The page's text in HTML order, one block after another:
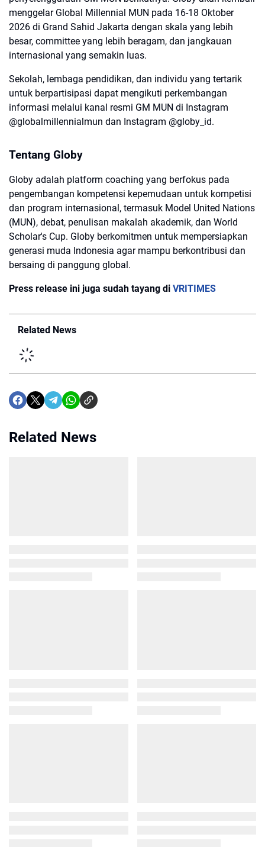
menggelar Global Millennial MUN pada 16-18 Oktober
2026 di Grand Sahid Jakarta dengan skala yang lebih
besar, committee yang lebih beragam, dan jangkauan
internasional yang semakin luas.
Sekolah, lembaga pendidikan, dan individu yang tertarik
untuk berpartisipasi dapat mengikuti perkembangan
informasi melalui kanal resmi GM MUN di Instagram
@globalmillennialmun dan Instagram @globy_id.
Tentang Globy
Globy adalah platform coaching yang berfokus pada
pengembangan kompetensi kepemudaan untuk kompetisi
dan program internasional, termasuk Model United Nations
(MUN), debat, penulisan makalah akademik, dan World
Scholar's Cup. Globy berkomitmen untuk mempersiapkan
generasi muda Indonesia agar mampu berkontribusi dan
bersaing di panggung global.
Press release ini juga sudah tayang di VRITIMES
Related News
Related News